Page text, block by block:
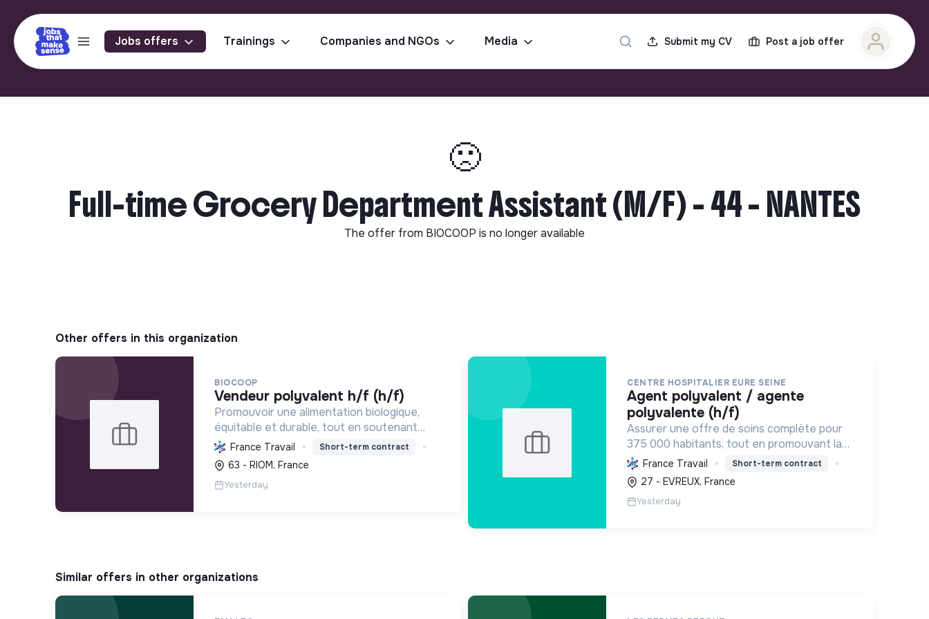
Jobs offers Trainings Companies and NGOs Media Submit my CV Post a job offer
🙁
Full-time Grocery Department Assistant (M/F) - 44 - NANTES
The offer from BIOCOOP is no longer available
Other offers in this organization
BIOCOOP
vendeur polyvalent h/f (h/f)
Promouvoir une alimentation biologique,
équitable et durable, tout en soutenant
l'agriculture paysanne, en réduisant les
déchets et en agissant pour une société
plus juste et solidaire.
France Travail Short-term contract
63 - RIOM, France
Yesterday
CENTRE HOSPITALIER EURE SEINE
agent polyvalent / agente
polyvalente (h/f)
Assurer une offre de soins complète pour
375 000 habitants, tout en promouvant la
transition écologique via des bâtiments
HQE, la biomasse, et des achats
responsables, et la transition sociale par
une...
France Travail Short-term contract
27 - EVREUX, France
Yesterday
Similar offers in other organizations